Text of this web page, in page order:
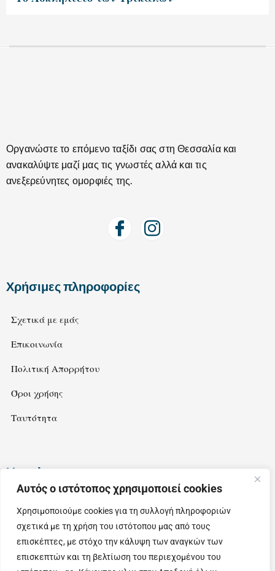
Αυτός ο ιστότοπος χρησιμοποιεί cookies
Χρησιμοποιούμε cookies για τη συλλογή πληροφοριών
σχετικά με τη χρήση του ιστότοπου μας από τους
επισκέπτες, με στόχο την κάλυψη των αναγκών των
επισκεπτών και τη βελτίωση του περιεχομένου του
Οργανώστε το επόμενο ταξίδι σας στη Θεσσαλία και
ανακαλύψτε μαζί μας τις γνωστές αλλά και τις
ανεξερεύνητες ομορφιές της.
Χρήσιμες πληροφορίες
Σχετικά με εμάς
Επικοινωνία
Πολιτική Απορρήτου
Όροι χρήσης
Ταυτότητα
Newsletter
Εγγραφείτε στο newsletter μας για να λαμβάνετε ιδέες και
προτάσεις για εξορμήσεις στην όμορφη Θεσσαλία.